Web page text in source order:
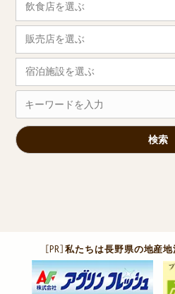
飲食店を選ぶ
販売店を選ぶ
宿泊施設を選ぶ
［PR］私たちは長野県の地産地